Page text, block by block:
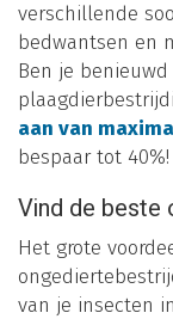
verschillende
bedwantsen en
Ben je
aan van
bespaar tot 40%!
Vind de beste
Het grote
van je insecten